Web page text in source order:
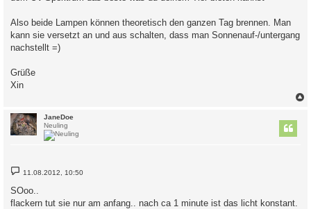
Also beide Lampen können theoretisch den ganzen Tag brennen. Man
kann sie versetzt an und aus schalten, dass man Sonnenauf-/untergang
nachstellt =)
Grüße
Xin
JaneDoe
Neuling
B
e
i
t
r
11.08.2012, 10:50
SOoo..
flackern tut sie nur am anfang.. nach ca 1 minute ist das licht konstant.